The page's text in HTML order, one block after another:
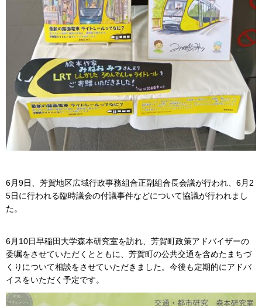
6月9日、芳賀地区広域行政事務組合正副組合長会議が行われ、6月2
5日に行われる臨時議会の付議事件などについて協議が行われまし
た。
6月10日早稲田大学森本研究室を訪れ、芳賀町政策アドバイザーの
委嘱をさせていただくとともに、芳賀町の公共交通を含めたまちづ
くりについて相談をさせていただきました。今後も定期的にアドバ
イスをいただく予定です。